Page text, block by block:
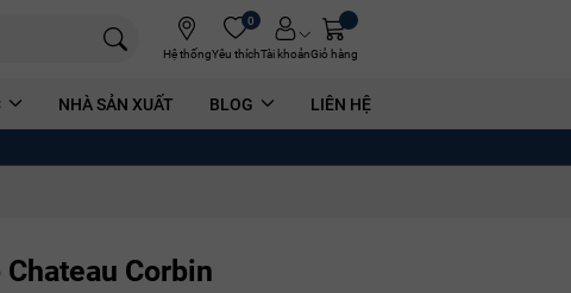
Hệ thống
0
Yêu thíchTài khoảnGiỏ hàng
NHÀ SẢN XUẤT BLOG LIÊN HỆ
Corbin